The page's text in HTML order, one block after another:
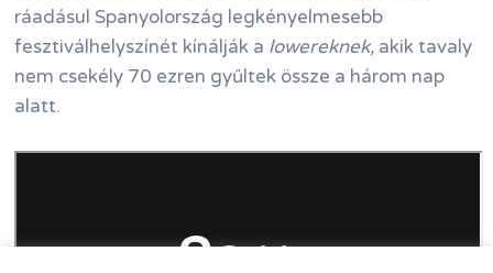
ráadásul Spanyolország legkényelmesebb
fesztiválhelyszínét kínálják a lowereknek, akik tavaly
nem csekély 70 ezren gyűltek össze a három nap
alatt.